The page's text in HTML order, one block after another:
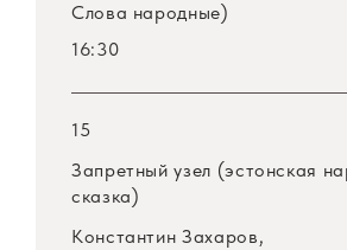
Слова народные)
16:30
15
Запретный узел (эстонская
сказка)
Константин Захаров,